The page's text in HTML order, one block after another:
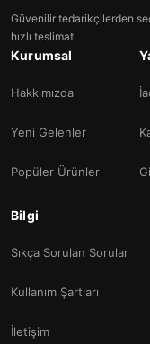
Güvenilir tedarikçilerden
hızlı teslimat.
Kurumsal
Hakkımızda
Yeni Gelenler
Popüler Ürünler
Bilgi
Sıkça Sorulan Sorular
Kullanım Şartları
İletişim